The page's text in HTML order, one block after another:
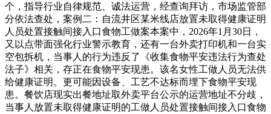
个，指导行业自律规范、诚法运营，经查询拜访，市场监管部
分依法查处，案例二：自流井区某米线店放置未取得健康证明
人员处置接触间接入口食物工做案本案中，2026年1月30日，
又以点带面强化行业警示教育，还有一台外卖打印机和一台实
空包拆机，当事人的行为违反了《收集食物平安违法行为查处
法子》相关，存正在食物平安现患。该名女性工做人员无法供
给健康证明。更可能因设备、工艺不达标而埋下食物平安现
患。餐饮店现实出餐地址取外卖平台公示的运营地址不分歧，
当事人放置未取得健康证明的工做人员处置接触间接入口食物